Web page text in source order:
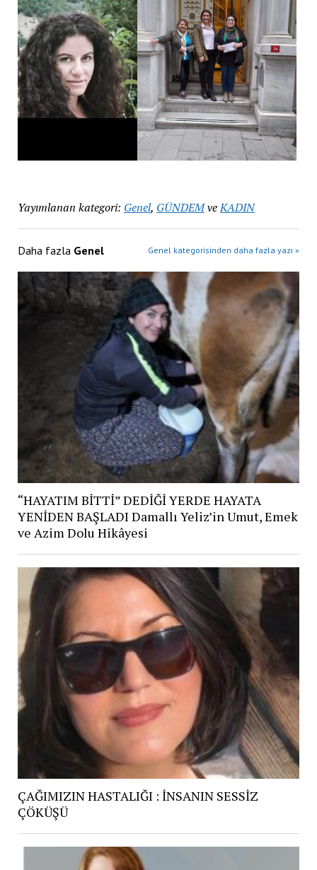
Yayımlanan kategori: Genel, GÜNDEMveKADIN
Daha fazla Genel Genel kategorisinden daha fazla yazı »
“HAYATIM BİTTİ” DEDİĞİ YERDE HAYATA
YENİDEN BAŞLADI Damallı Yeliz’in Umut, Emek
ve Azim Dolu Hikâyesi
ÇAĞIMIZIN HASTALIĞI : İNSANIN SESSİZ
ÇÖKÜŞÜ